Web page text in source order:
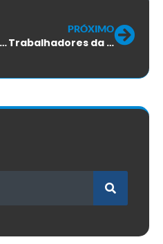
Claro: ACT é aprovado por 88% dos votantes
PRÓXIMO
Trabalhadores da Algar Telecom rejeitam a proposta do banco de horas.